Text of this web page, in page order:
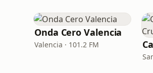
Onda Cero Valencia
Valencia · 101.2 FM